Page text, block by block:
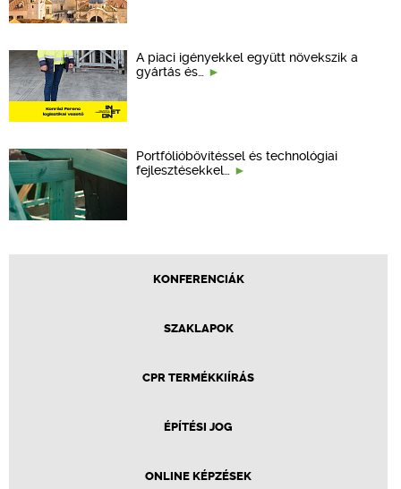
A piaci igényekkel együtt növekszik a
gyártás és…
Portfólióbővítéssel és technológiai
fejlesztésekkel…
KONFERENCIÁK
SZAKLAPOK
CPR TERMÉKKIÍRÁS
ÉPÍTÉSI JOG
ONLINE KÉPZÉSEK